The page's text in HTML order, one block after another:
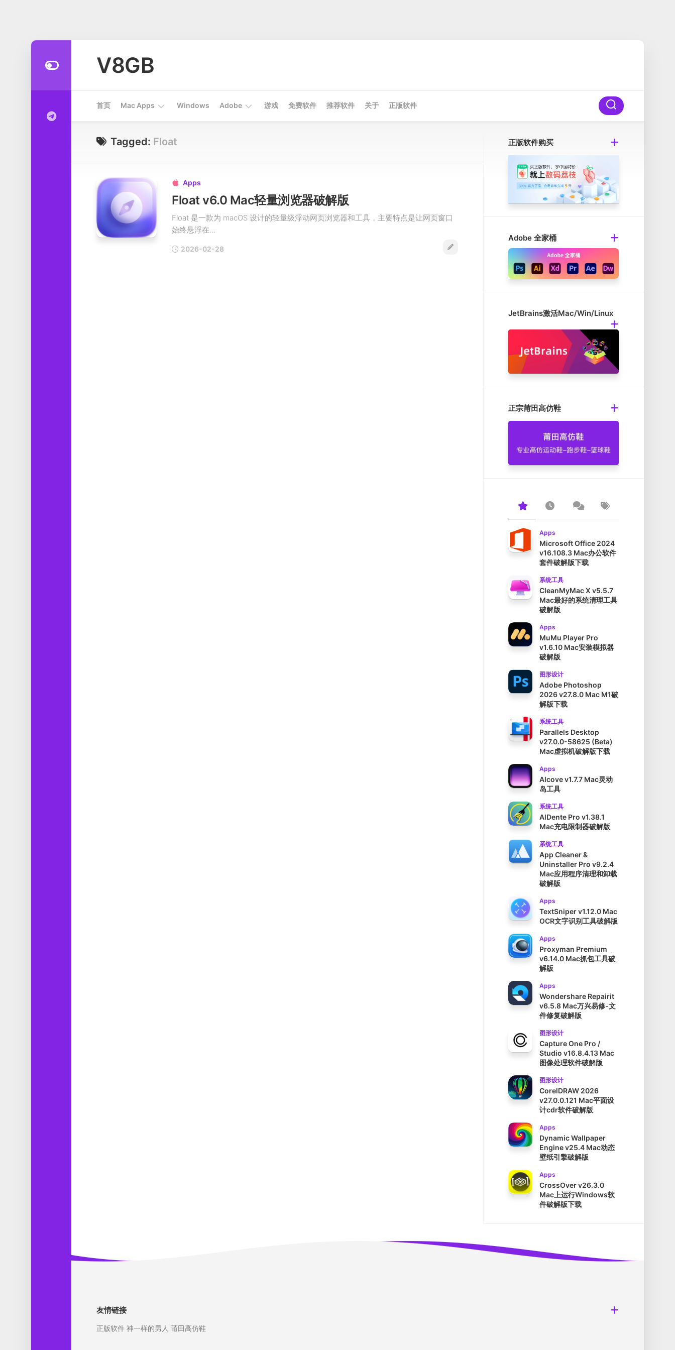
V8GB
首页 Mac Apps
Apps
工
系
统
具
Windows Adobe 游戏 免费软件 推荐软件 关于 正版软件
Tagged: Float
 Apps
Float v6.0 Mac轻量浏览器破解版
Float 是一款为 macOS 设计的轻量级浮动网页浏览器和工具，主要特点是让网页窗口
始终悬浮在...
2026-02-28
正版软件购买
Adobe 全家桶
JetBrains激活Mac/Win/Linux
正宗莆田高仿鞋
Apps
Microsoft Office 2024
v16.108.3 Mac办公软件
套件破解版下载
系统工具
CleanMyMac X v5.5.7
Mac最好的系统清理工具
破解版
Apps
MuMu Player Pro
v1.6.10 Mac安装模拟器
破解版
图形设计
Adobe Photoshop
2026 v27.8.0 Mac M1破
解版下载
系统工具
Parallels Desktop
v27.0.0-58625 (Beta)
Mac虚拟机破解版下载
Apps
Alcove v1.7.7 Mac灵动
岛工具
系统工具
AlDente Pro v1.38.1
Mac充电限制器破解版
系统工具
App Cleaner &
Uninstaller Pro v9.2.4
Mac应用程序清理和卸载
破解版
Apps
TextSniper v1.12.0 Mac
OCR文字识别工具破解版
Apps
Proxyman Premium
v6.14.0 Mac抓包工具破
解版
Apps
Wondershare Repairit
v6.5.8 Mac万兴易修-文
件修复破解版
图形设计
Capture One Pro /
Studio v16.8.4.13 Mac
图像处理软件破解版
图形设计
CorelDRAW 2026
v27.0.0.121 Mac平面设
计cdr软件破解版
Apps
Dynamic Wallpaper
Engine v25.4 Mac动态
壁纸引擎破解版
Apps
CrossOver v26.3.0
Mac上运行Windows软
件破解版下载
友情链接
正版软件 神一样的男人 莆田高仿鞋